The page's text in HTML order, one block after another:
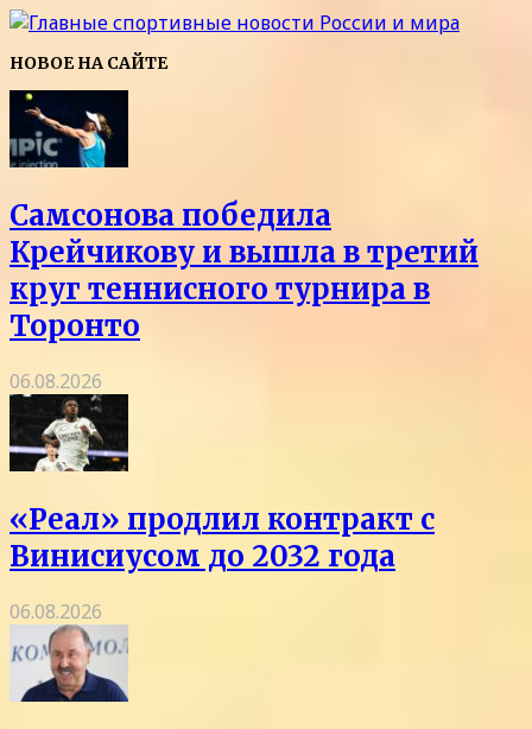
НОВОЕ НА САЙТЕ
Самсонова победила
Крейчикову и вышла в третий
круг теннисного турнира в
Торонто
06.08.2026
«Реал» продлил контракт с
Винисиусом до 2032 года
06.08.2026